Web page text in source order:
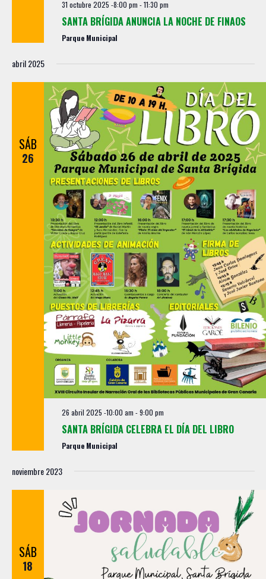
31 octubre 2025 -8:00 pm -11:30 pm
SANTA BRÍGIDA ANUNCIA LA NOCHE DE FINAOS
Parque Municipal
abril 2025
SÁB
26
26 abril 2025 -10:00 am -9:00 pm
SANTA BRÍGIDA CELEBRA EL DÍA DEL LIBRO
Parque Municipal
noviembre 2023
SÁB
18